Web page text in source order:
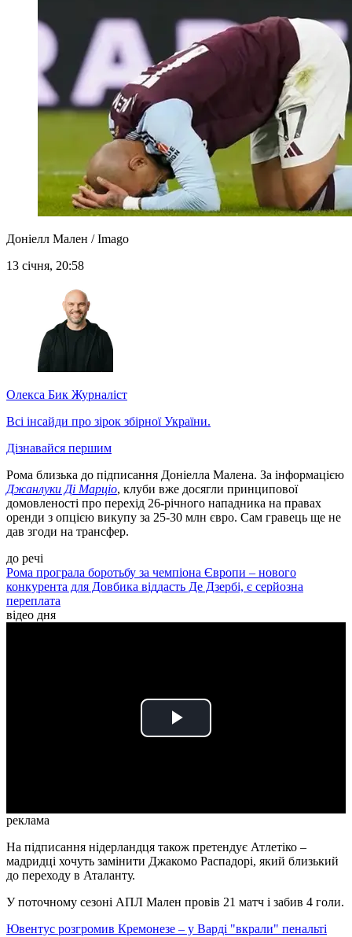
Доніелл Мален / Imago
13 січня, 20:58
Олекса Бик Журналіст
Всі інсайди про зірок збірної України.
Дізнавайся першим
Рома близька до підписання Доніелла Малена. За інформацією
Джанлуки Ді Марціо, клуби вже досягли принципової
домовленості про перехід 26-річного нападника на правах
оренди з опцією викупу за 25-30 млн євро. Сам гравець ще не
дав згоди на трансфер.
до речі
Рома програла боротьбу за чемпіона Європи – нового
конкурента для Довбика віддасть Де Дзербі, є серйозна
переплата
відео дня
Play
реклама
На підписання нідерландця також претендує Атлетіко –
мадридці хочуть замінити Джакомо Распадорі, який близький
до переходу в Аталанту.
У поточному сезоні АПЛ Мален провів 21 матч і забив 4 голи.
Ювентус розгромив Кремонезе – у Варді "вкрали" пенальті